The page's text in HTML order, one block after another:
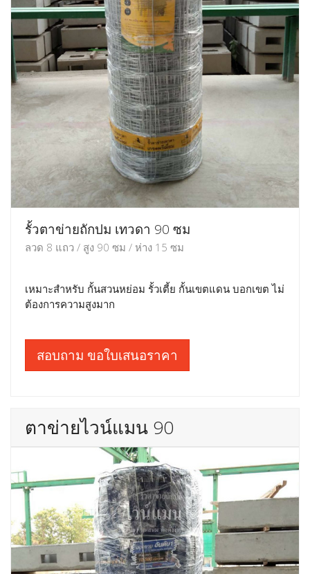
รั้วตาข่ายถักปม เทวดา 90 ซม
ลวด 8 แถว / สูง 90 ซม / ห่าง 15 ซม
เหมาะสำหรับ กั้นสวนหย่อม รั้วเตี้ย กั้นเขตแดน บอกเขต ไม่
ต้องการความสูงมาก
สอบถาม ขอใบเสนอราคา
ตาข่ายไวน์แมน 90